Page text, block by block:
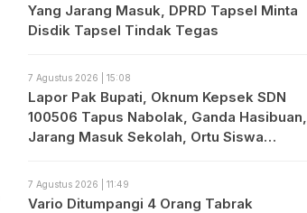
Yang Jarang Masuk, DPRD Tapsel Minta
Disdik Tapsel Tindak Tegas
7 Agustus 2026 | 15:08
Lapor Pak Bupati, Oknum Kepsek SDN
100506 Tapus Nabolak, Ganda Hasibuan,
Jarang Masuk Sekolah, Ortu Siswa
7 Agustus 2026 | 11:49
Vario Ditumpangi 4 Orang Tabrak